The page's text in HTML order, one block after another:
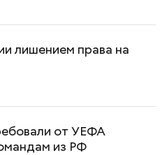
лишением права на
от УЕФА
из РФ